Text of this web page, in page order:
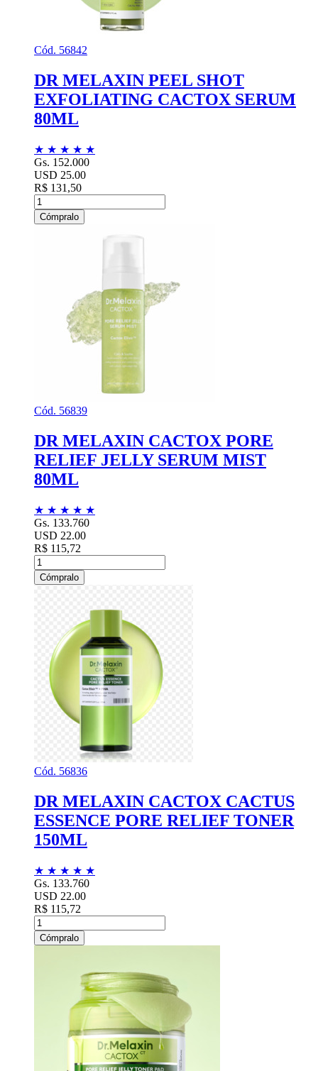
Cód. 56842
DR MELAXIN PEEL SHOT
EXFOLIATING CACTOX SERUM
80ML
★ ★ ★ ★ ★
Gs. 152.000
USD 25.00
R$ 131,50
Cómpralo
Cód. 56839
DR MELAXIN CACTOX PORE
RELIEF JELLY SERUM MIST
80ML
★ ★ ★ ★ ★
Gs. 133.760
USD 22.00
R$ 115,72
Cómpralo
Cód. 56836
DR MELAXIN CACTOX CACTUS
ESSENCE PORE RELIEF TONER
150ML
★ ★ ★ ★ ★
Gs. 133.760
USD 22.00
R$ 115,72
Cómpralo